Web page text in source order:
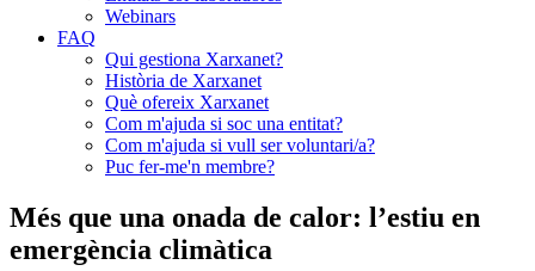
Webinars
FAQ
Qui gestiona Xarxanet?
Història de Xarxanet
Què ofereix Xarxanet
Com m'ajuda si soc una entitat?
Com m'ajuda si vull ser voluntari/a?
Puc fer-me'n membre?
Més que una onada de calor: l’estiu en
emergència climàtica